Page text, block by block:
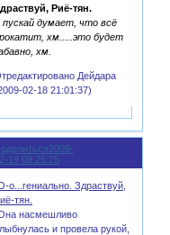
Риё-тян.
пускай думает, что всё
хм.....это будет
хм.
Дейдара
02-18 21:01:37)
2009-
19 09:25:25
о...гениально. Здраствуй,
тян.
насмешливо
и провела рукой,